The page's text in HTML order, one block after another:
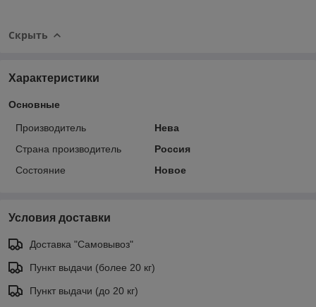
Скрыть
Характеристики
Основные
Производитель
Нева
Страна производитель
Россия
Состояние
Новое
Условия доставки
Доставка "Самовывоз"
Пункт выдачи (более 20 кг)
Пункт выдачи (до 20 кг)